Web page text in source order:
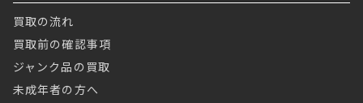
買取の流れ
買取前の確認事項
ジャンク品の買取
未成年者の方へ